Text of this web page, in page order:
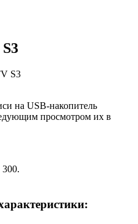
на USB-накопитель
просмотром их в